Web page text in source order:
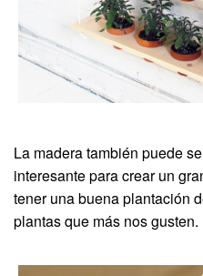
La madera también puede
interesante para crear un
tener una buena plantación
plantas que más nos gusten.